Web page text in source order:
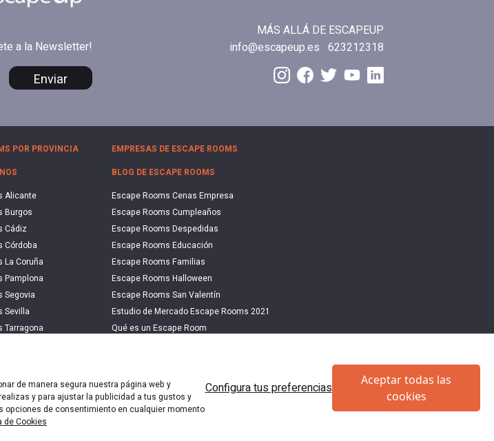
a la Newsletter!
Enviar
MÁS ALLÁ DE ESCAPEUP
info@escapeup.es 623212318
POR PROVINCIA
Alicante
Burgos
Cádiz
Córdoba
La Coruña
Pamplona
Segovia
Sevilla
Tarragona
EMPRESAS DE ESCAPE ROOMS
BLOG DE ESCAPE ROOMS
Escape Rooms Cenas Empresa
Escape Rooms Cumpleaños
Escape Rooms Despedidas
Escape Rooms Educación
Escape Rooms Familias
Escape Rooms Halloween
Escape Rooms San Valentín
Estudio de Mercado Escape Rooms 2021
Qué es un Escape Room
|Aviso legal|Escape Rooms en España
| Todos los derechos reservados.
de manera segura nuestra página web y
y para ajustar la publicidad a tus gustos y
opciones de consentimiento en cualquier momento
de Cookies
Configura tus preferencias
Aceptar todas las
cookies